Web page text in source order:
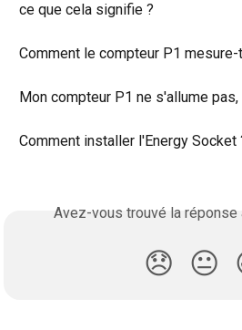
ce que cela signifie ?
Comment le compteur P1
Mon compteur P1 ne s'allume
Comment installer l'Energy Socket
Avez-vous trouvé la réponse
😞 😐